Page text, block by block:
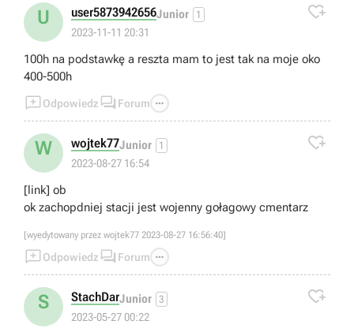
U user5873942656Junior 1
2023-11-11 20:31

100h na podstawkę a reszta mam to jest tak na moje oko
400-500h
Odpowiedz  Forum 
W wojtek77Junior 1
2023-08-27 16:54

[link] ob
ok zachopdniej stacji jest wojenny gołagowy cmentarz
[wyedytowany przez wojtek77 2023-08-27 16:56:40]
Odpowiedz  Forum 
S StachDarJunior 3
2023-05-27 00:22
